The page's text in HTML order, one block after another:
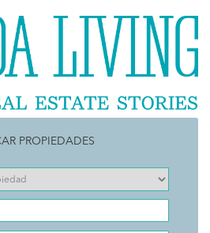
PROPIEDADES